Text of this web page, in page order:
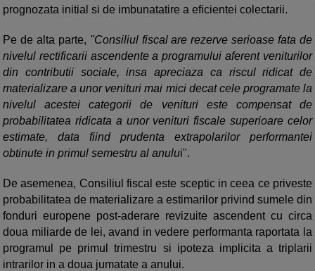
prognozata initial si de imbunatatire a eficientei colectarii.
Pe de alta parte, "Consiliul fiscal are rezerve serioase fata de
nivelul rectificarii ascendente a programului aferent veniturilor
din contributii sociale, insa apreciaza ca riscul ridicat de
materializare a unor venituri mai mici decat cele programate la
nivelul acestei categorii de venituri este compensat de
probabilitatea ridicata a unor venituri fiscale superioare celor
estimate, data fiind prudenta extrapolarilor performantei
obtinute in primul semestru al anului".
De asemenea, Consiliul fiscal este sceptic in ceea ce priveste
probabilitatea de materializare a estimarilor privind sumele din
fonduri europene post-aderare revizuite ascendent cu circa
doua miliarde de lei, avand in vedere performanta raportata la
programul pe primul trimestru si ipoteza implicita a triplarii
intrarilor in a doua jumatate a anului.